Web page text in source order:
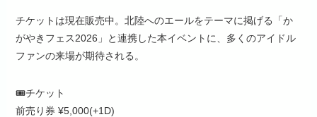
チケットは現在販売中。北陸へのエールをテーマに掲げる「か
がやきフェス2026」と連携した本イベントに、多くのアイドル
ファンの来場が期待される。
🎟チケット
前売り券 ¥5,000(+1D)